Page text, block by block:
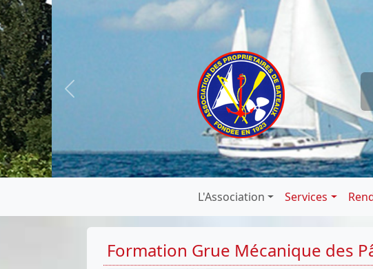
Previous
L'Association Services
Formation Grue Mécanique des